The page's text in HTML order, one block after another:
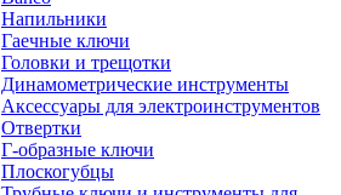
Напильники
Гаечные ключи
Головки и трещотки
Динамометрические инструменты
Аксессуары для электроинструментов
Отвертки
Г-образные ключи
Плоскогубцы